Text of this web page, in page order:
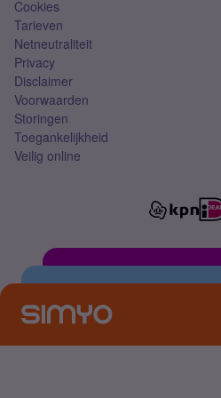
Cookies
Tarieven
Netneutraliteit
Privacy
Disclaimer
Voorwaarden
Storingen
Toegankelijkheid
Veilig online